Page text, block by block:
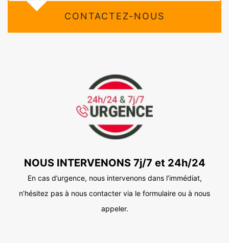
CONTACTEZ-NOUS
NOUS INTERVENONS 7j/7 et 24h/24
En cas d’urgence, nous intervenons dans l’immédiat,
n’hésitez pas à nous contacter via le formulaire ou à nous
appeler.